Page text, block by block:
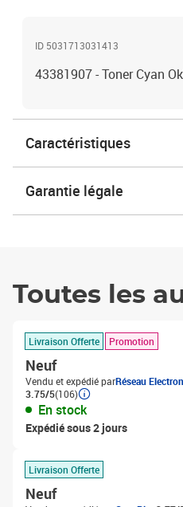
ID 5031713031413
43381907 - Toner Cyan
Caractéristiques
Garantie légale
Toutes les
Livraison Offerte Promotion
Neuf
Vendu et expédié parRéseau
3.75/5(106)
En stock
Expédié sous 2 jours
Livraison Offerte
Neuf